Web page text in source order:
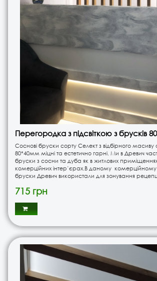
Перегородка з підсвіткою з брусків
Соснові бруски сорту Селект з відбірного
80*40мм міцні та естетично гарні. Ми в Древич
бруски з сосни та дуба як в житлових приміщеннях
комерційних інтер’єрах.В даному
бруски Древич використали для зонування
715 грн